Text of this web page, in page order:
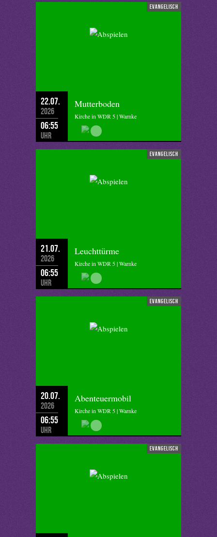
evangelisch
22.07.
2026
06:55
Uhr
Mutterboden
Kirche in WDR 5 | Warnke
evangelisch
21.07.
2026
06:55
Uhr
Leuchttürme
Kirche in WDR 5 | Warnke
evangelisch
20.07.
2026
06:55
Uhr
Abenteuermobil
Kirche in WDR 5 | Warnke
evangelisch